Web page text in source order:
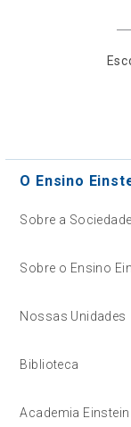
O Ensino
Sobre a Sociedade
Sobre o Ensino
Nossas Unidades
Biblioteca
Academia